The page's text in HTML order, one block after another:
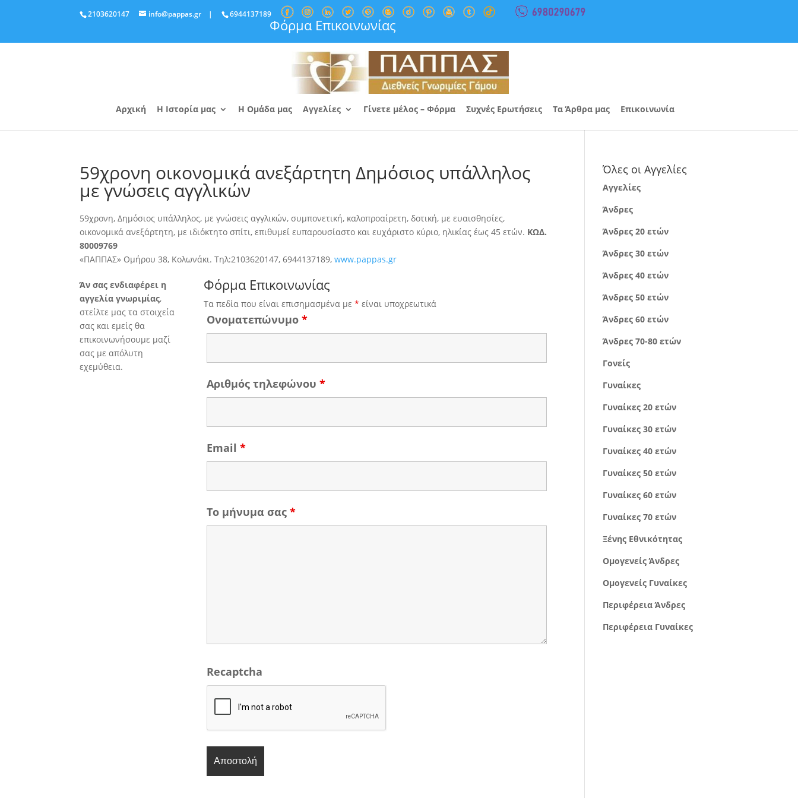
2103620147 info@pappas.gr | 6944137189
Φόρμα Επικοινωνίας
Αρχική Η Ιστορία μας Η Ομάδα μας Αγγελίες Γίνετε μέλος – Φόρμα Συχνές Ερωτήσεις Τα Άρθρα μας Επικοινωνία
59χρονη οικονομικά ανεξάρτητη Δημόσιος υπάλληλος
με γνώσεις αγγλικών
59χρονη, Δημόσιος υπάλληλος, με γνώσεις αγγλικών, συμπονετική, καλοπροαίρετη, δοτική, με ευαισθησίες,
οικονομικά ανεξάρτητη, με ιδιόκτητο σπίτι, επιθυμεί ευπαρουσίαστο και ευχάριστο κύριο, ηλικίας έως 45 ετών. ΚΩΔ.
80009769
«ΠΑΠΠΑΣ» Ομήρου 38, Κολωνάκι. Τηλ:2103620147, 6944137189,www.pappas.gr
Άν σας ενδιαφέρει η
αγγελία γνωριμίας,
στείλτε μας τα στοιχεία
σας και εμείς θα
επικοινωνήσουμε μαζί
σας με απόλυτη
εχεμύθεια.
Φόρμα Επικοινωνίας
Τα πεδία που είναι επισημασμένα με* είναι υποχρεωτικά
Ονοματεπώνυμο*
Αριθμός τηλεφώνου*
Email*
Το μήνυμα σας*
Recaptcha
Όλες οι Αγγελίες
Αγγελίες
Άνδρες
Άνδρες 20 ετών
Άνδρες 30 ετών
Άνδρες 40 ετών
Άνδρες 50 ετών
Άνδρες 60 ετών
Άνδρες 70-80 ετών
Γονείς
Γυναίκες
Γυναίκες 20 ετών
Γυναίκες 30 ετών
Γυναίκες 40 ετών
Γυναίκες 50 ετών
Γυναίκες 60 ετών
Γυναίκες 70 ετών
Ξένης Εθνικότητας
Ομογενείς Άνδρες
Ομογενείς Γυναίκες
Περιφέρεια Άνδρες
Περιφέρεια Γυναίκες